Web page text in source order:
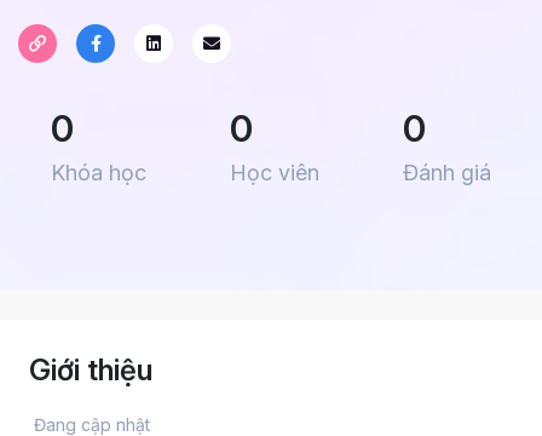
0
Khóa học
0
Học viên
0
Đánh giá
Giới thiệu
Đang cập nhật